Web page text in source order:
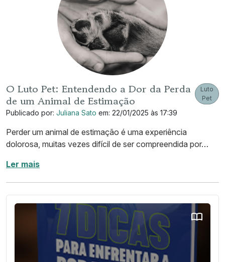
O Luto Pet: Entendendo a Dor da Perda
de um Animal de Estimação
Publicado por: Juliana Sato em: 22/01/2025 às 17:39
Luto
Pet
Perder um animal de estimação é uma experiência
dolorosa, muitas vezes difícil de ser compreendida por…
Ler mais